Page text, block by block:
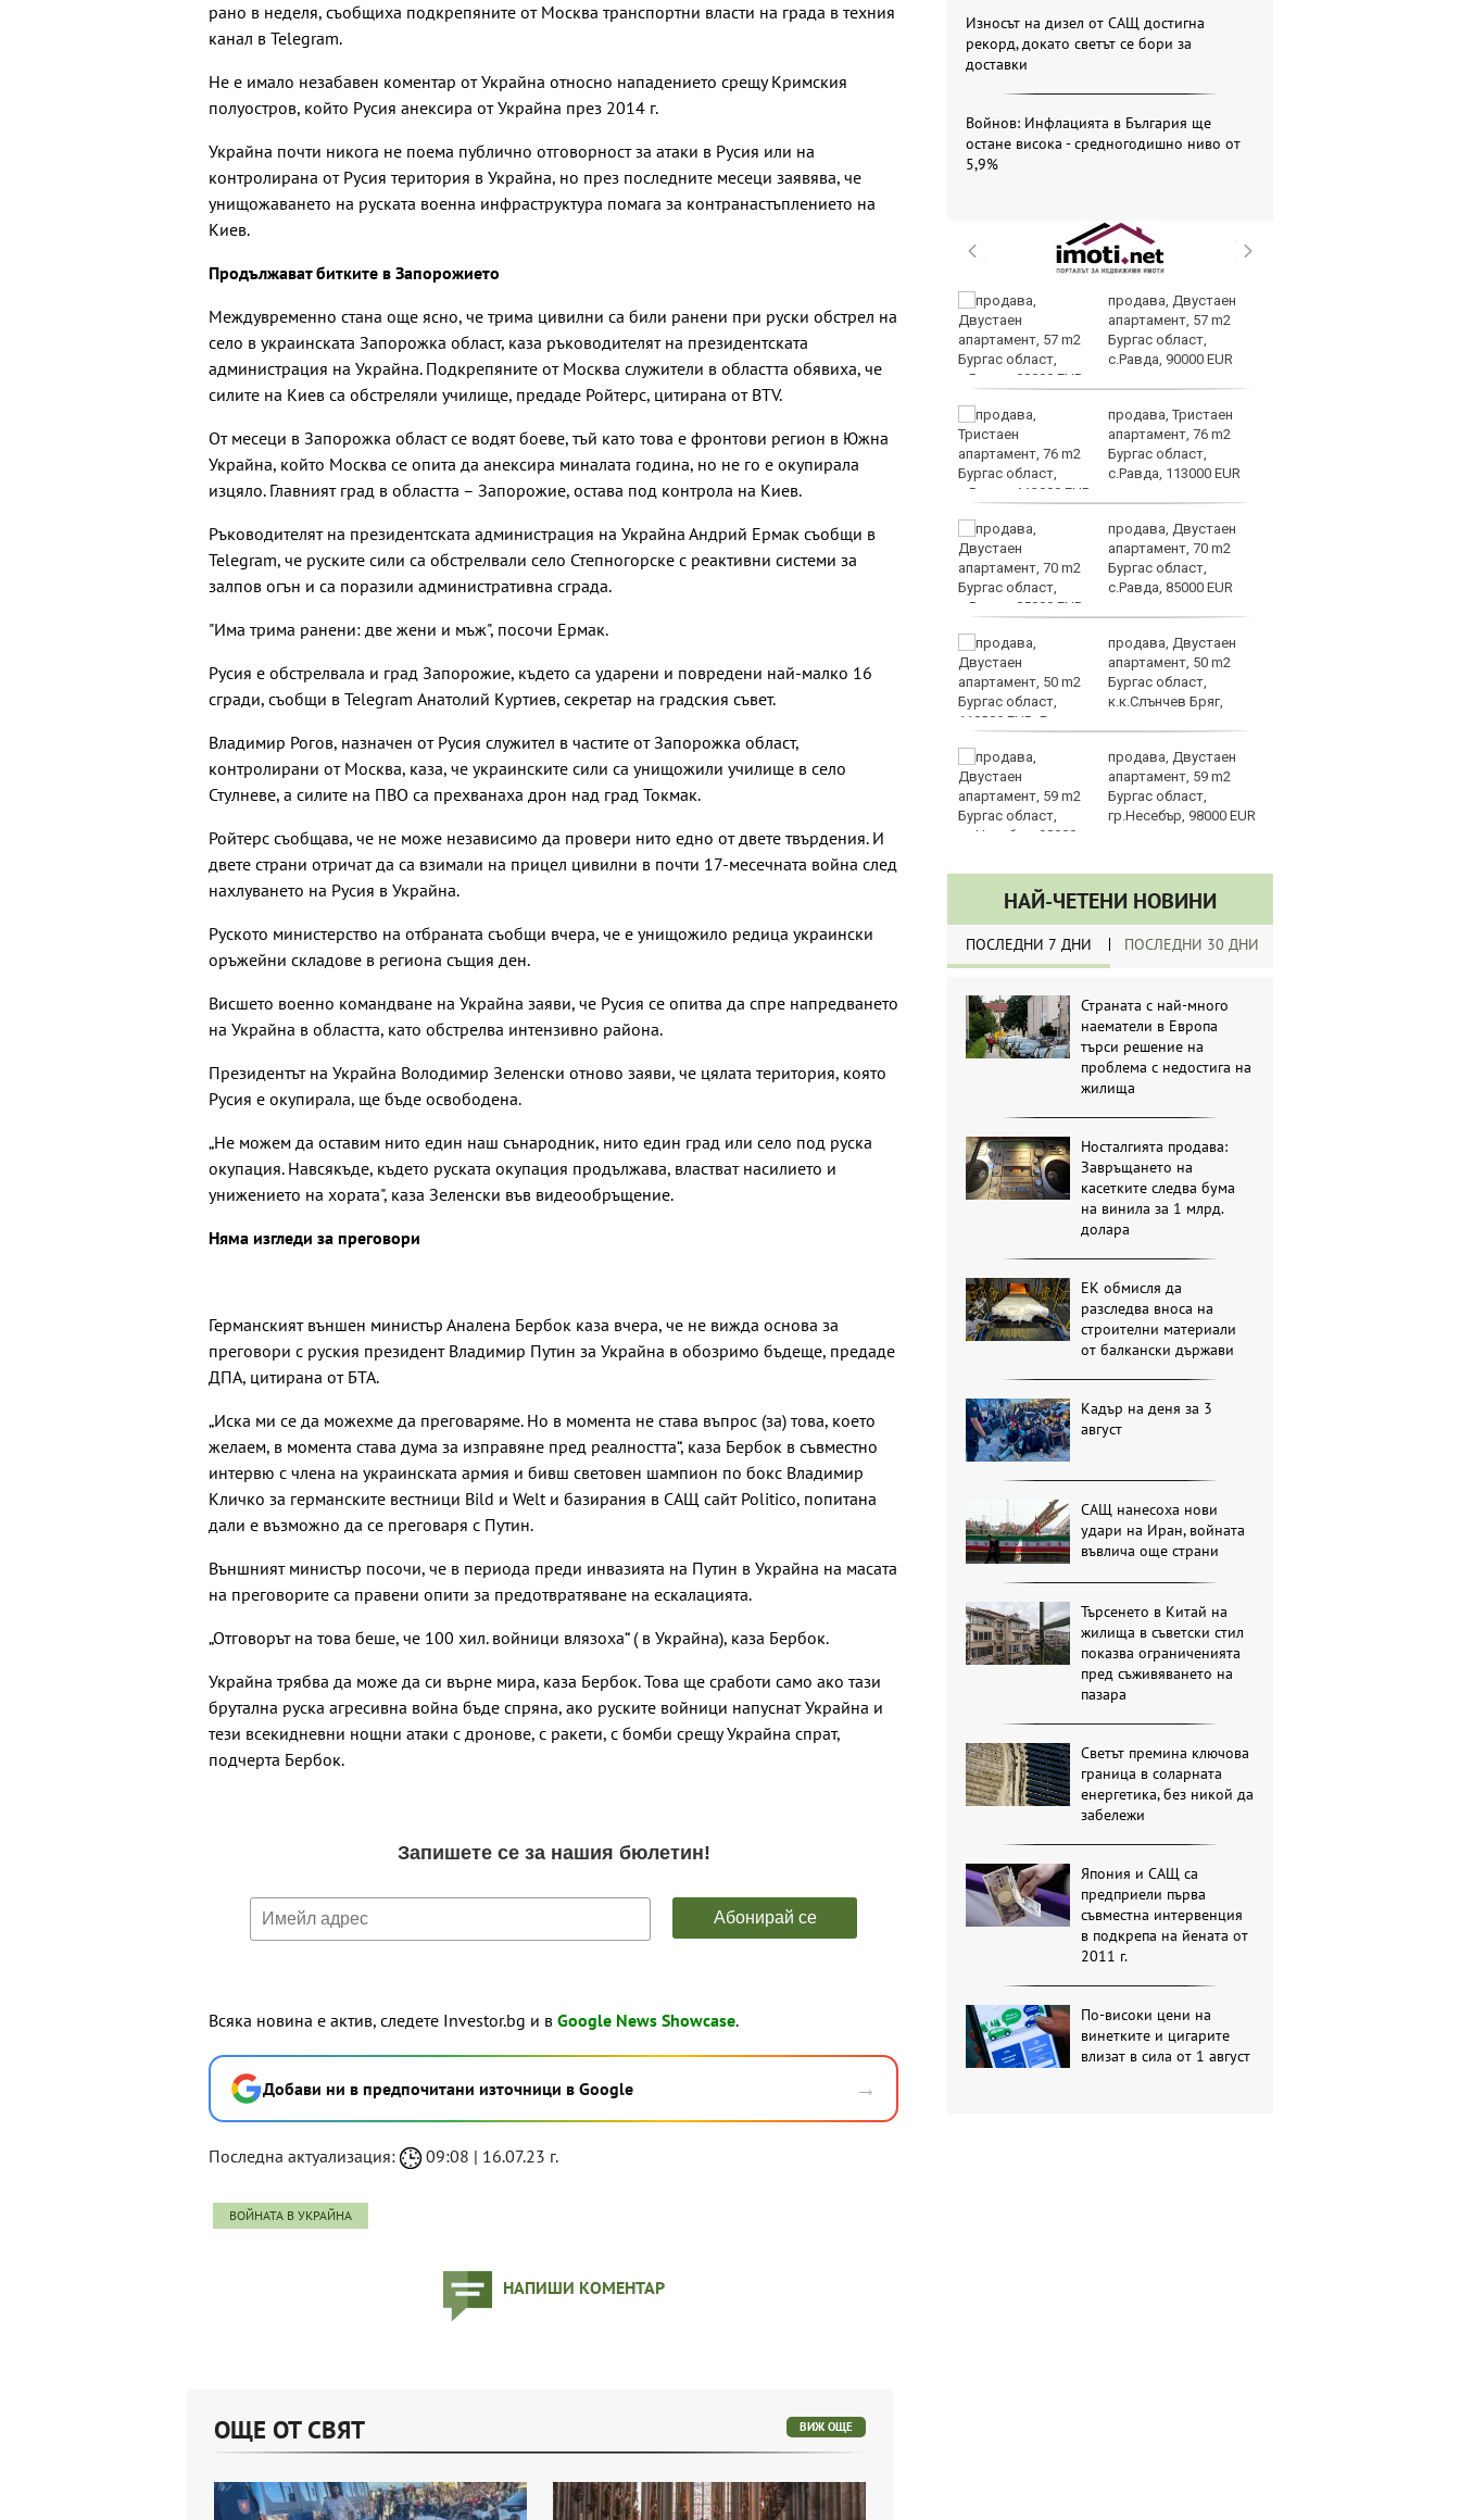
рано в неделя, съобщиха подкрепяните от Москва транспортни власти на града в техния
канал в Telegram.
Не е имало незабавен коментар от Украйна относно нападението срещу Кримския
полуостров, който Русия анексира от Украйна през 2014 г.
Украйна почти никога не поема публично отговорност за атаки в Русия или на
контролирана от Русия територия в Украйна, но през последните месеци заявява, че
унищожаването на руската военна инфраструктура помага за контранастъплението на
Киев.
Продължават битките в Запорожието
Междувременно стана още ясно, че трима цивилни са били ранени при руски обстрел на
село в украинската Запорожка област, каза ръководителят на президентската
администрация на Украйна. Подкрепяните от Москва служители в областта обявиха, че
силите на Киев са обстреляли училище, предаде Ройтерс, цитирана от BTV.
От месеци в Запорожка област се водят боеве, тъй като това е фронтови регион в Южна
Украйна, който Москва се опита да анексира миналата година, но не го е окупирала
изцяло. Главният град в областта – Запорожие, остава под контрола на Киев.
Ръководителят на президентската администрация на Украйна Андрий Ермак съобщи в
Telegram, че руските сили са обстрелвали село Степногорске с реактивни системи за
залпов огън и са поразили административна сграда.
"Има трима ранени: две жени и мъж", посочи Ермак.
Русия е обстрелвала и град Запорожие, където са ударени и повредени най-малко 16
сгради, съобщи в Telegram Анатолий Куртиев, секретар на градския съвет.
Владимир Рогов, назначен от Русия служител в частите от Запорожка област,
контролирани от Москва, каза, че украинските сили са унищожили училище в село
Стулневе, а силите на ПВО са прехванаха дрон над град Токмак.
Ройтерс съобщава, че не може независимо да провери нито едно от двете твърдения. И
двете страни отричат да са взимали на прицел цивилни в почти 17-месечната война след
нахлуването на Русия в Украйна.
Руското министерство на отбраната съобщи вчера, че е унищожило редица украински
оръжейни складове в региона същия ден.
Висшето военно командване на Украйна заяви, че Русия се опитва да спре напредването
на Украйна в областта, като обстрелва интензивно района.
Президентът на Украйна Володимир Зеленски отново заяви, че цялата територия, която
Русия е окупирала, ще бъде освободена.
„Не можем да оставим нито един наш сънародник, нито един град или село под руска
окупация. Навсякъде, където руската окупация продължава, властват насилието и
унижението на хората", каза Зеленски във видеообръщение.
Няма изгледи за преговори
Германският външен министър Аналена Бербок каза вчера, че не вижда основа за
преговори с руския президент Владимир Путин за Украйна в обозримо бъдеще, предаде
ДПА, цитирана от БТА.
„Иска ми се да можехме да преговаряме. Но в момента не става въпрос (за) това, което
желаем, в момента става дума за изправяне пред реалността“, каза Бербок в съвместно
интервю с члена на украинската армия и бивш световен шампион по бокс Владимир
Кличко за германските вестници Bild и Welt и базирания в САЩ сайт Politico, попитана
дали е възможно да се преговаря с Путин.
Външният министър посочи, че в периода преди инвазията на Путин в Украйна на масата
на преговорите са правени опити за предотвратяване на ескалацията.
„Отговорът на това беше, че 100 хил. войници влязоха“ ( в Украйна), каза Бербок.
Украйна трябва да може да си върне мира, каза Бербок. Това ще сработи само ако тази
брутална руска агресивна война бъде спряна, ако руските войници напуснат Украйна и
тези всекидневни нощни атаки с дронове, с ракети, с бомби срещу Украйна спрат,
подчерта Бербок.
Всяка новина е актив, следете Investor.bg и в Google News Showcase.
Добави ни в предпочитани източници в Google →
Последна актуализация: 09:08 | 16.07.23 г.
ВОЙНАТА В УКРАЙНА
НАПИШИ КОМЕНТАР
Износът на дизел от САЩ достигна
рекорд, докато светът се бори за
доставки
Войнов: Инфлацията в България ще
остане висока - средногодишно ниво от
5,9%
Младежкия хълм в
Пловдив е от Кричим
таван на тротоар
Това са последните
се изписват в лева и в
или наркотици
поемат дейностите на
продава, Двустаен
апартамент, 57 m2
Бургас област,
с.Равда, 90000 EUR
продава, Тристаен
апартамент, 76 m2
Бургас област,
с.Равда, 113000 EUR
продава, Двустаен
апартамент, 70 m2
Бургас област,
с.Равда, 85000 EUR
продава, Двустаен
апартамент, 50 m2
Бургас област,
к.к.Слънчев Бряг,
118000 EUR
продава, Двустаен
апартамент, 59 m2
Бургас област,
гр.Несебър, 98000 EUR
НАЙ-ЧЕТЕНИ НОВИНИ
ПОСЛЕДНИ 7 ДНИ ПОСЛЕДНИ 30 ДНИ
Страната с най-много
наематели в Европа
търси решение на
проблема с недостига на
жилища
Носталгията продава:
Завръщането на
касетките следва бума
на винила за 1 млрд.
долара
ЕК обмисля да
разследва вноса на
строителни материали
от балкански държави
Кадър на деня за 3
август
САЩ нанесоха нови
удари на Иран, войната
въвлича още страни
Търсенето в Китай на
жилища в съветски стил
показва ограниченията
пред съживяването на
пазара
Светът премина ключова
граница в соларната
енергетика, без никой да
забележи
Япония и САЩ са
предприели първа
съвместна интервенция
в подкрепа на йената от
2011 г.
По-високи цени на
винетките и цигарите
влизат в сила от 1 август
ОЩЕ ОТ СВЯТ ВИЖ ОЩЕ